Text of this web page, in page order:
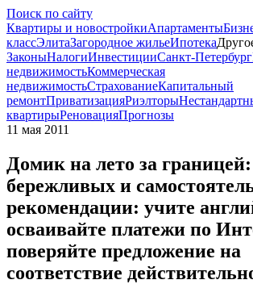
Поиск по сайту
Квартиры и новостройкиАпартаменты
классЭлитаЗагородное жильеИпотека
ЗаконыНалогиИнвестицииСанкт-Петербург
недвижимостьКоммерческая
недвижимостьСтрахованиеКапитальный
ремонтПриватизацияРиэлторы
квартирыРеновацияПрогнозы
11 мая 2011
Домик на лето за
бережливых и
рекомендации: учите
осваивайте платежи по
поверяйте предложение на
соответствие